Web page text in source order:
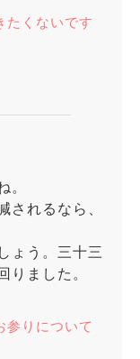
たくないです
。
されるなら、
ょう。三十三
りました。
参りについて